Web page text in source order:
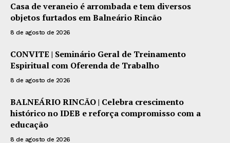
Casa de veraneio é arrombada e tem diversos
objetos furtados em Balneário Rincão
8 de agosto de 2026
CONVITE | Seminário Geral de Treinamento
Espiritual com Oferenda de Trabalho
8 de agosto de 2026
BALNEÁRIO RINCÃO | Celebra crescimento
histórico no IDEB e reforça compromisso com a
educação
8 de agosto de 2026